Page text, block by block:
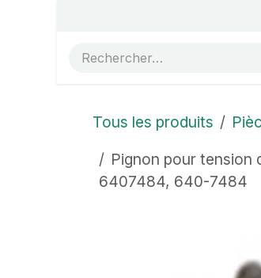
Tous les produits
Pignon pour tension
6407484, 640-7484